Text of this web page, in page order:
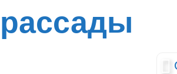
рассады